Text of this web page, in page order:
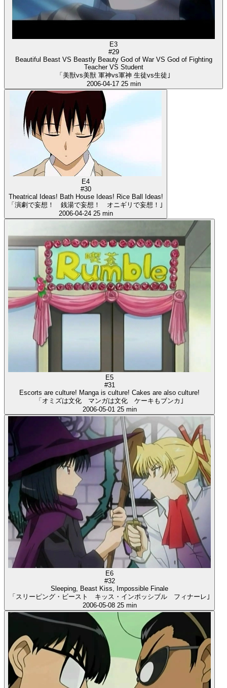
E3
#29
Beautiful Beast VS Beastly Beauty God of War VS God of Fighting
Teacher VS Student
「美獣vs美獣 軍神vs軍神 生徒vs生徒｣
2006-04-17 25 min
E4
#30
Theatrical Ideas! Bath House Ideas! Rice Ball Ideas!
「演劇で妄想！ 銭湯で妄想！ オニギリで妄想！｣
2006-04-24 25 min
E5
#31
Escorts are culture! Manga is culture! Cakes are also culture!
「オミズは文化 マンガは文化 ケーキもブンカ｣
2006-05-01 25 min
E6
#32
Sleeping, Beast Kiss, Impossible Finale
「スリーピング・ビースト キッス・インポッシブル フィナーレ｣
2006-05-08 25 min